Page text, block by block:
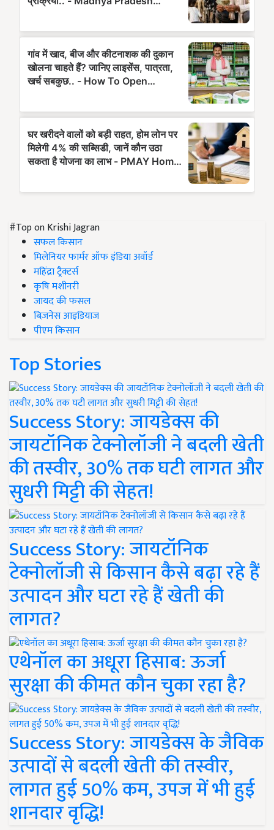
#Top on Krishi Jagran
सफल किसान
मिलेनियर फार्मर ऑफ इंडिया अवॉर्ड
महिंद्रा ट्रैक्टर्स
कृषि मशीनरी
जायद की फसल
बिज़नेस आइडियाज
पीएम किसान
Top Stories
Success Story: जायडेक्स की
जायटॉनिक टेक्नोलॉजी ने बदली खेती
की तस्वीर, 30% तक घटी लागत और
सुधरी मिट्टी की सेहत!
Success Story: जायटॉनिक
टेक्नोलॉजी से किसान कैसे बढ़ा रहे हैं
उत्पादन और घटा रहे हैं खेती की
लागत?
एथेनॉल का अधूरा हिसाब: ऊर्जा
सुरक्षा की कीमत कौन चुका रहा है?
Success Story: जायडेक्स के जैविक
उत्पादों से बदली खेती की तस्वीर,
लागत हुई 50% कम, उपज में भी हुई
शानदार वृद्धि!